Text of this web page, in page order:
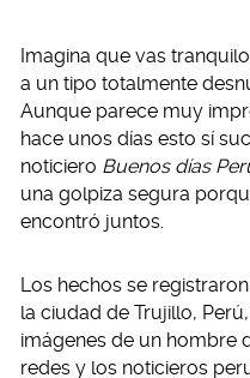
Imagina que vas
a un tipo totalmente
Aunque parece muy
hace unos días esto sí
noticiero Buenos días
una golpiza segura
encontró juntos.
Los hechos se
la ciudad de Trujillo,
imágenes de un hombre
redes y los noticieros